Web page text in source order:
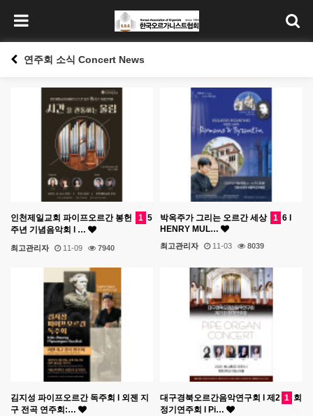
연주회 소식 Concert News
인천제일교회 파이프오르간 봉헌 1 5
주년 기념음악회 l …
최고관리자 11-09 7940
박옥주가 그리는 오르간 세상 1 6 l
HENRY MUL…
최고관리자 11-03 8039
김지성 파이프오르간 독주회 l 외젠 지
구 전곡 연주회:…
대구경북오르간음악연구회 l 제2 1 회
정기연주회 l Pi…